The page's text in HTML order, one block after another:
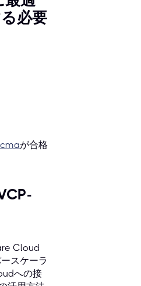
必要
が合格
Cloud
スケーラ
への接